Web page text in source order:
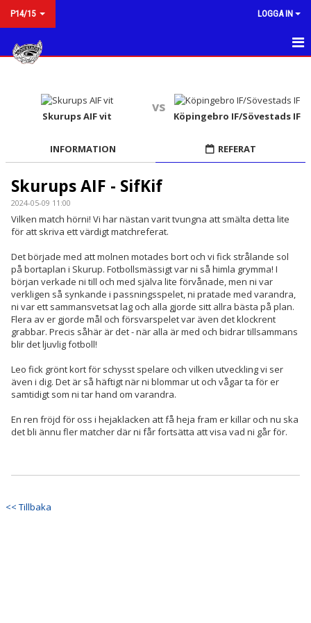
P14/15 LOGGA IN
NYHETER
MATCHER
TRUPPEN
BILDGALLERI
KONTAKT
Skurups AIF vit
vs
Köpingebro IF/Sövestads IF
INFORMATION REFERAT
Skurups AIF - SifKif
2024-05-09 11:00
Vilken match hörni! Vi har nästan varit tvungna att smälta detta lite
för att skriva ett värdigt matchreferat.
Det började med att molnen motades bort och vi fick strålande sol
på bortaplan i Skurup. Fotbollsmässigt var ni så himla grymma! I
början verkade ni till och med själva lite förvånade, men ni var
verkligen så synkande i passningsspelet, ni pratade med varandra,
ni var ett sammansvetsat lag och alla gjorde sitt allra bästa på plan.
Flera av er gjorde mål och försvarspelet var även det klockrent
grabbar. Precis såhär är det - när alla är med och bidrar tillsammans
blir det ljuvlig fotboll!
Leo fick grönt kort för schysst spelare och vilken utveckling vi ser
även i dig. Det är så häftigt när ni blommar ut och vågar ta för er
samtidigt som ni tar hand om varandra.
En ren fröjd för oss i hejaklacken att få heja fram er killar och nu ska
det bli ännu fler matcher där ni får fortsätta att visa vad ni går för.
<< Tillbaka